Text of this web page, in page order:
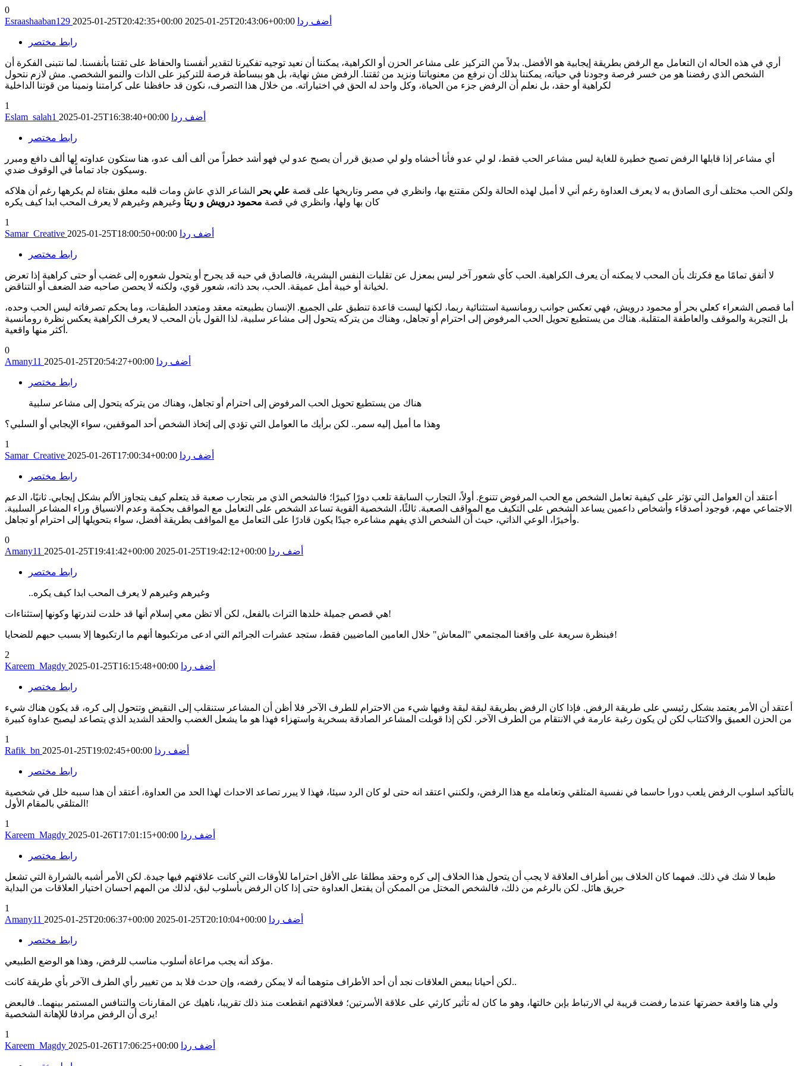
0
Esraashaaban129 2025-01-25T20:42:35+00:00 2025-01-25T20:43:06+00:00 أضف ردا
رابط مختصر
أري في هذه الحاله ان التعامل مع الرفض بطريقة إيجابية هو الأفضل. بدلاً من التركيز على مشاعر الحزن أو الكراهية، يمكننا أن نعيد توجيه تفكيرنا لتقدير أنفسنا والحفاظ على ثقتنا بأنفسنا. لما نتبنى الفكرة أن
الشخص الذي رفضنا هو من خسر فرصة وجودنا في حياته، يمكننا بذلك أن نرفع من معنوياتنا ونزيد من ثقتنا. الرفض مش نهاية، بل هو ببساطة فرصة للتركيز على الذات والنمو الشخصي. مش لازم نتحول
لكراهية أو حقد، بل نعلم أن الرفض جزء من الحياة، وكل واحد له الحق في اختياراته. من خلال هذا التصرف، نكون قد حافظنا على كرامتنا ونمينا من قوتنا الداخلية
1
Eslam_salah1 2025-01-25T16:38:40+00:00 أضف ردا
رابط مختصر
أي مشاعر إذا قابلها الرفض تصبح خطيرة للغاية ليس مشاعر الحب فقط، لو لي عدو فأنا أخشاه ولو لي صديق قرر أن يصبح عدو لي فهو أشد خطراً من ألف ألف عدو، هنا ستكون عداوته لها ألف دافع ومبرر
وسيكون جاد تماماً في الوقوف ضدي.
ولكن الحب مختلف أرى الصادق به لا يعرف العداوة رغم أني لا أميل لهذه الحالة ولكن مقتنع بها، وانظري في مصر وتاريخها على قصة علي بحر
الشاعر الذي عاش ومات قلبه معلق بفتاة لم يكرهها رغم أن هلاكه
كان بها ولها، وانظري في قصة محمود درويش و ريتا وغيرهم وغيرهم لا يعرف المحب ابدا كيف يكره
1
Samar_Creative 2025-01-25T18:00:50+00:00 أضف ردا
رابط مختصر
لا أتفق تمامًا مع فكرتك بأن المحب لا يمكنه أن يعرف الكراهية. الحب كأي شعور آخر ليس بمعزل عن تقلبات النفس البشرية، فالصادق في حبه قد يجرح أو يتحول شعوره إلى غضب أو حتى كراهية إذا تعرض
لخيانة أو خيبة أمل عميقة. الحب، بحد ذاته، شعور قوي، ولكنه لا يحصن صاحبه ضد الضعف أو التناقض.
أما قصص الشعراء كعلي بحر أو محمود درويش، فهي تعكس جوانب رومانسية استثنائية ربما، لكنها ليست قاعدة تنطبق على الجميع. الإنسان بطبيعته معقد ومتعدد الطبقات، وما يحكم تصرفاته ليس الحب وحده،
بل التجربة والموقف والعاطفة المتقلبة. هناك من يستطيع تحويل الحب المرفوض إلى احترام أو تجاهل، وهناك من يتركه يتحول إلى مشاعر سلبية، لذا القول بأن المحب لا يعرف الكراهية يعكس نظرة رومانسية
أكثر منها واقعية.
0
Amany11 2025-01-25T20:54:27+00:00 أضف ردا
رابط مختصر
هناك من يستطيع تحويل الحب المرفوض إلى احترام أو تجاهل، وهناك من يتركه يتحول إلى مشاعر سلبية
وهذا ما أميل إليه سمر.. لكن برأيك ما العوامل التي تؤدي إلى إتخاذ الشخص أحد الموقفين، سواء الإيجابي أو السلبي؟
1
Samar_Creative 2025-01-26T17:00:34+00:00 أضف ردا
رابط مختصر
أعتقد أن العوامل التي تؤثر على كيفية تعامل الشخص مع الحب المرفوض تتنوع. أولاً، التجارب السابقة تلعب دورًا كبيرًا؛ فالشخص الذي مر بتجارب صعبة قد يتعلم كيف يتجاوز الألم بشكل إيجابي. ثانيًا، الدعم
الاجتماعي مهم، فوجود أصدقاء وأشخاص داعمين يساعد الشخص على التكيف مع المواقف الصعبة. ثالثًا، الشخصية القوية تساعد الشخص على التعامل مع المواقف بحكمة وعدم الانسياق وراء المشاعر السلبية.
وأخيرًا، الوعي الذاتي، حيث أن الشخص الذي يفهم مشاعره جيدًا يكون قادرًا على التعامل مع المواقف بطريقة أفضل، سواء بتحويلها إلى احترام أو تجاهل.
0
Amany11 2025-01-25T19:41:42+00:00 2025-01-25T19:42:12+00:00 أضف ردا
رابط مختصر
..وغيرهم وغيرهم لا يعرف المحب ابدا كيف يكره
هي قصص جميلة خلدها التراث بالفعل، لكن ألا تظن معي إسلام أنها قد خلدت لندرتها وكونها إستثناءات!
فبنظرة سريعة على واقعنا المجتمعي "المعاش" خلال العامين الماضيين فقط، ستجد عشرات الجرائم التي ادعى مرتكبوها أنهم ما ارتكبوها إلا بسبب حبهم للضحايا!
2
Kareem_Magdy 2025-01-25T16:15:48+00:00 أضف ردا
رابط مختصر
أعتقد أن الأمر يعتمد بشكل رئيسي على طريقة الرفض. فإذا كان الرفض بطريقة لبقة لبقة وفيها شيء من الاحترام للطرف الآخر فلا أظن أن المشاعر ستنقلب إلى النقيض وتتحول إلى كره، قد يكون هناك شيء
من الحزن العميق والاكتئاب لكن لن يكون رغبة عارمة في الانتقام من الطرف الآخر. لكن إذا قوبلت المشاعر الصادقة بسخرية واستهزاء فهذا هو ما يشعل الغضب والحقد الشديد الذي يتصاعد ليصبح عداوة كبيرة
1
Rafik_bn 2025-01-25T19:02:45+00:00 أضف ردا
رابط مختصر
بالتأكيد اسلوب الرفض يلعب دورا حاسما في نفسية المتلقي وتعامله مع هذا الرفض، ولكنني اعتقد انه حتى لو كان الرد سيئا، فهذا لا يبرر تصاعد الاحداث لهذا الحد من العداوة، أعتقد أن هذا سببه خلل في شخصية
المتلقي بالمقام الأول!
1
Kareem_Magdy 2025-01-26T17:01:15+00:00 أضف ردا
رابط مختصر
طبعا لا شك في ذلك. فمهما كان الخلاف بين أطراف العلاقة لا يجب أن يتحول هذا الخلاف إلى كره وحقد مطلقا على الأقل احتراما للأوقات التي كانت علاقتهم فيها جيدة. لكن الأمر أشبه بالشرارة التي تشعل
حريق هائل. لكن بالرغم من ذلك، فالشخص المختل من الممكن أن يفتعل العداوة حتى إذا كان الرفض بأسلوب لبق، لذلك من المهم احسان اختيار العلاقات من البداية
1
Amany11 2025-01-25T20:06:37+00:00 2025-01-25T20:10:04+00:00 أضف ردا
رابط مختصر
مؤكد أنه يجب مراعاة أسلوب مناسب للرفض، وهذا هو الوضع الطبيعي.
لكن أحيانا ببعض العلاقات نجد أن أحد الأطراف متوهما أنه لا يمكن رفضه، وإن حدث فلا بد من تغيير رأي الطرف الآخر بأي طريقة كانت..
ولي هنا واقعة حضرتها عندما رفضت قريبة لي الارتباط بإبن خالتها، وهو ما كان له تأثير كارثي على علاقة الأسرتين؛ فعلاقتهم انقطعت منذ ذلك تقريبا، ناهيك عن المقارنات والتنافس المستمر بينهما.. فالبعض
يرى أن الرفض مرادفا للإهانة الشخصية!
1
Kareem_Magdy 2025-01-26T17:06:25+00:00 أضف ردا